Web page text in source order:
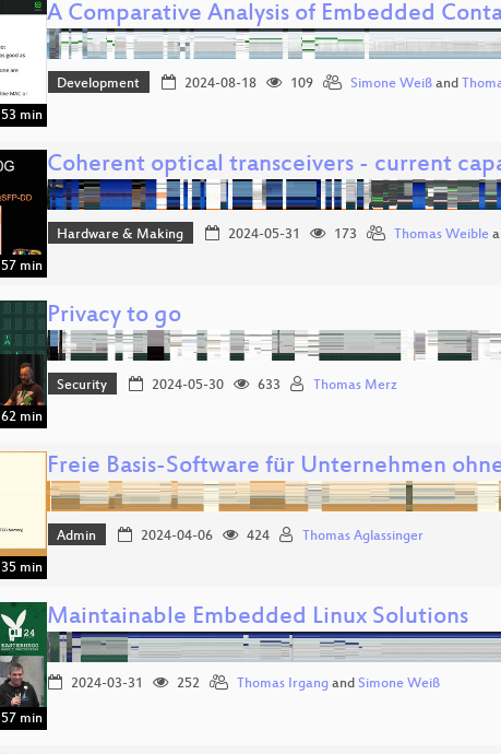
53 min
A Comparative Analysis of Embedded
Development 2024-08-18 109 Simone Weißand
57 min
Coherent optical transceivers - current
Hardware & Making 2024-05-31 173 Thomas Weible
62 min
Privacy to go
Security 2024-05-30 633 Thomas Merz
35 min
Freie Basis-Software für Unternehmen
Admin 2024-04-06 424 Thomas Aglassinger
57 min
Maintainable Embedded Linux Solutions
2024-03-31 252 Thomas Irgang and Simone Weiß